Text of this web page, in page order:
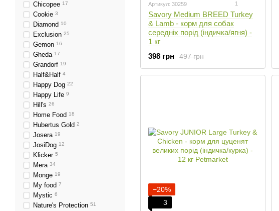
Артикул: 30259 1
Savory Medium BREED Turkey
& Lamb - корм для собак
середніх порід (індичка/ягня) -
1 кг
497 грн
398 грн
−20%
3
Chicopee 17
Cookie 3
Diamond 10
Exclusion 25
Gemon 16
Gheda 17
Grandorf 19
Half&Half 4
Happy Dog 22
Happy Life 9
Hill's 26
Home Food 18
Hubertus Gold 2
Josera 19
JosiDog 12
Klicker 5
Mera 34
Monge 19
My food 7
Mystic 6
Nature's Protection 51